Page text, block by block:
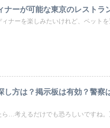
ーが可能な東京のレストラ
ナーを楽しみたいけれど、ペット
し方は？掲示板は有効？警察
…考えるだけでも恐ろしいですね